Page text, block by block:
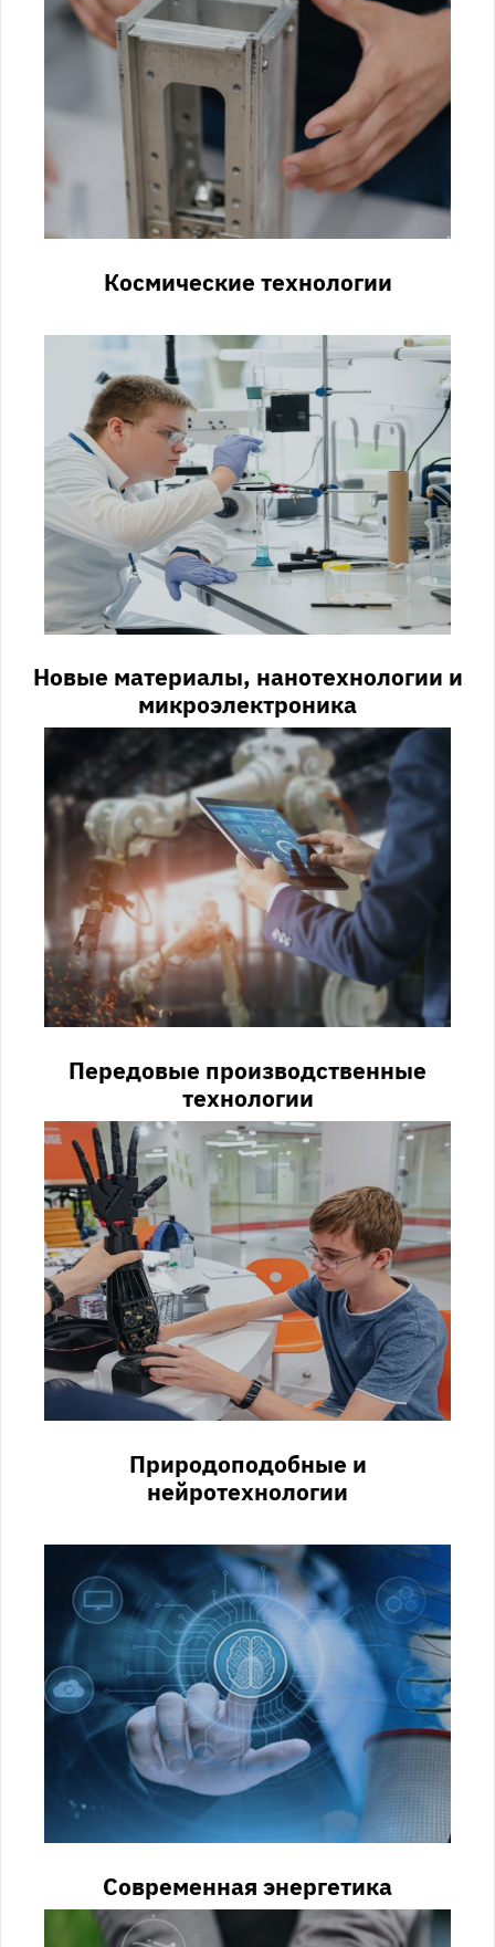
Космические технологии
Новые материалы, нанотехнологии и
микроэлектроника
Передовые производственные
технологии
Природоподобные и
нейротехнологии
Современная энергетика